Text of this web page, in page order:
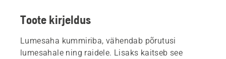
Toote kirjeldus
Lumesaha kummiriba, vähendab põrutusi
lumesahale ning raidele. Lisaks kaitseb see